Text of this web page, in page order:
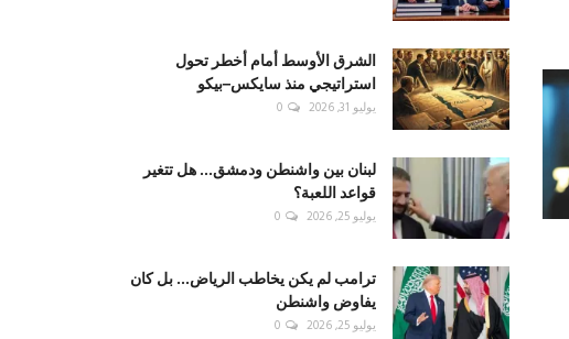
الشرق الأوسط أمام أخطر تحول
استراتيجي منذ سايكس–بيكو
يوليو 31, 2026 0
لبنان بين واشنطن ودمشق... هل تتغير
قواعد اللعبة؟
يوليو 25, 2026 0
ترامب لم يكن يخاطب الرياض... بل كان
يفاوض واشنطن
يوليو 25, 2026 0